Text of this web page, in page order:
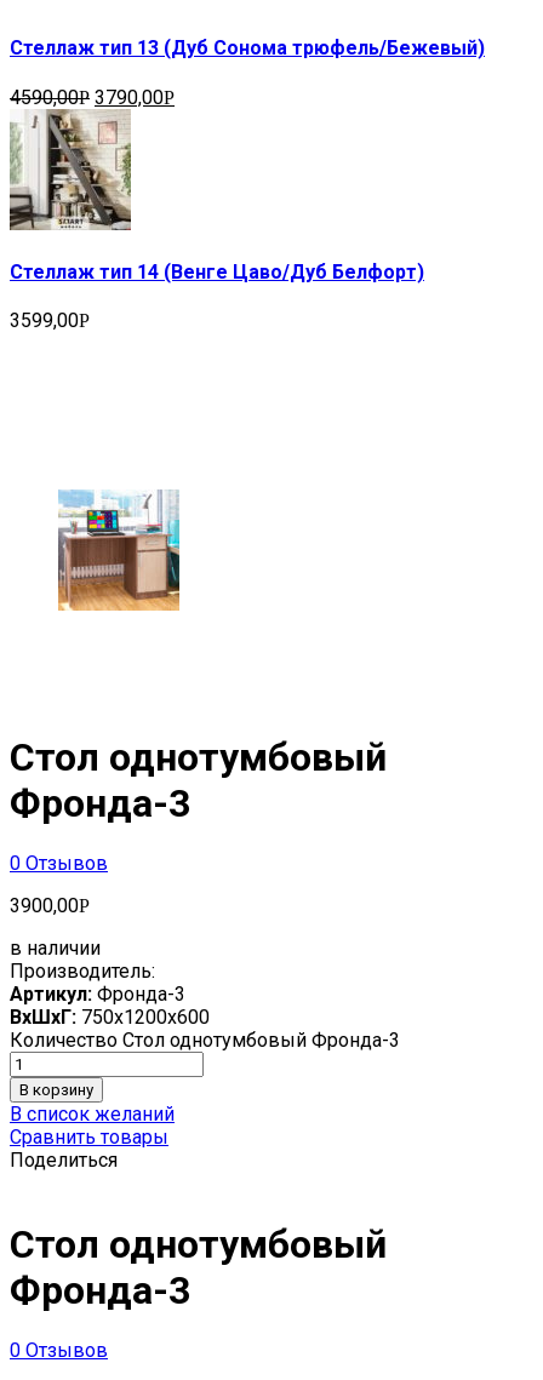
Стеллаж тип 13 (Дуб Сонома трюфель/Бежевый)
4590,00Р 3790,00Р
Стеллаж тип 14 (Венге Цаво/Дуб Белфорт)
3599,00Р
Стол однотумбовый
Фронда-3
0 Отзывов
3900,00Р
в наличии
Производитель:
Артикул: Фронда-3
ВхШхГ: 750х1200х600
Количество Стол однотумбовый Фронда-3
В корзину
В список желаний
Сравнить товары
Поделиться
Стол однотумбовый
Фронда-3
0 Отзывов